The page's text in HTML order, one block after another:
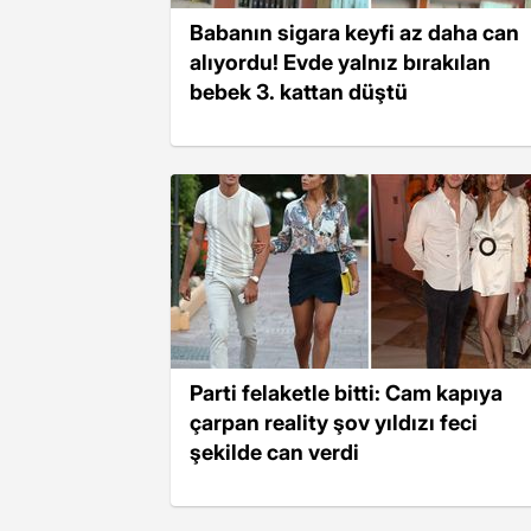
Babanın sigara keyfi az daha can
alıyordu! Evde yalnız bırakılan
bebek 3. kattan düştü
Parti felaketle bitti: Cam kapıya
çarpan reality şov yıldızı feci
şekilde can verdi